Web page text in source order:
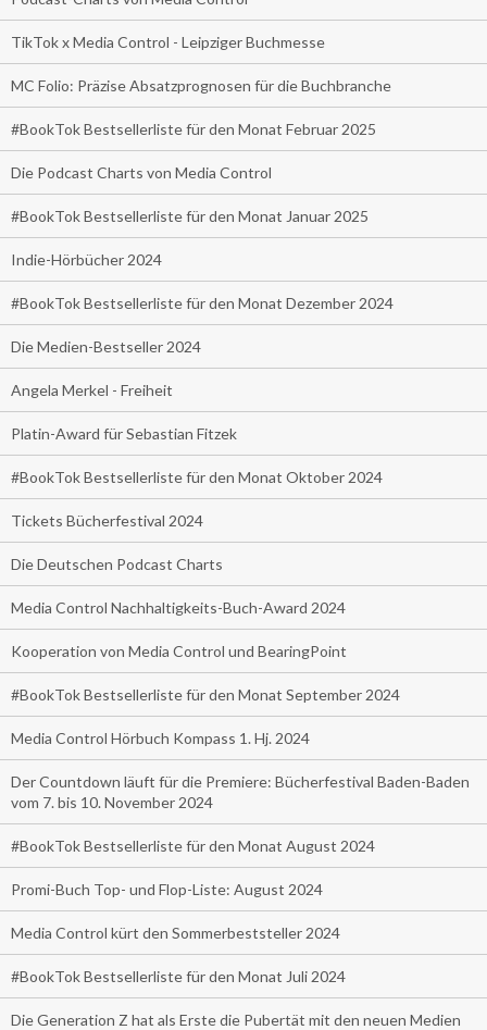
TikTok x Media Control - Leipziger Buchmesse
MC Folio: Präzise Absatzprognosen für die Buchbranche
#BookTok Bestsellerliste für den Monat Februar 2025
Die Podcast Charts von Media Control
#BookTok Bestsellerliste für den Monat Januar 2025
Indie-Hörbücher 2024
#BookTok Bestsellerliste für den Monat Dezember 2024
Die Medien-Bestseller 2024
Angela Merkel - Freiheit
Platin-Award für Sebastian Fitzek
#BookTok Bestsellerliste für den Monat Oktober 2024
Tickets Bücherfestival 2024
Die Deutschen Podcast Charts
Media Control Nachhaltigkeits-Buch-Award 2024
Kooperation von Media Control und BearingPoint
#BookTok Bestsellerliste für den Monat September 2024
Media Control Hörbuch Kompass 1. Hj. 2024
Der Countdown läuft für die Premiere: Bücherfestival Baden-Baden
vom 7. bis 10. November 2024
#BookTok Bestsellerliste für den Monat August 2024
Promi-Buch Top- und Flop-Liste: August 2024
Media Control kürt den Sommerbeststeller 2024
#BookTok Bestsellerliste für den Monat Juli 2024
Die Generation Z hat als Erste die Pubertät mit den neuen Medien